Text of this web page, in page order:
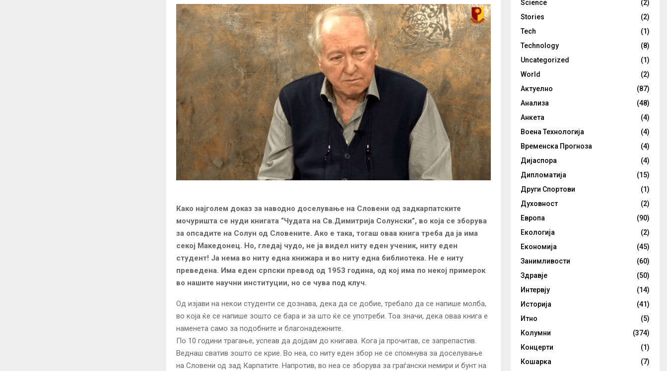
Како најголем доказ за наводно доселување на Словени од задкарпатските
мочуришта се нуди книгата “Чудата на Св.Димитрија Солунски”, во која се зборува
за опсадите на Солун од Словените. Ако е така, тогаш оваа книга треба да ја има
секој Македонец. Но, гледај чудо, не ја видел ниту еден ученик, ниту еден
студент! Ја нема во ниту една книжара и во ниту една библиотека. Не е ниту
преведена. Има еден српски превод од 1953 година, од кој има по некој примерок
во нашите научни институции, но се чува под клуч.
Од изјави на некои студенти се дознава, дека да се добие, требало да се напише молба,
во која ќе се напише зошто се бара и за што ќе се употреби. Тоа значи, дека оваа книга е
наменета само за подобните и благонадежните.
По 10 години трагање, успеав да дојдам до книгава. Кога ја прочитав, се запрепастив.
Веднаш сватив зошто се крие. Во неа, со ниту еден збор не се спомнува за доселување
на Словени од зад Карпатите. Напротив, во неа се зборува за граѓански немири и бунт на
Science
(2)
Stories
(2)
Tech
(1)
Technology
(8)
Uncategorized
(1)
World
(2)
Актуелно
(87)
Анализа
(48)
Анкета
(4)
Воена Технологија
(4)
Временска Прогноза
(4)
Дијаспора
(4)
Дипломатија
(15)
Други Спортови
(1)
Духовност
(2)
Европа
(90)
Екологија
(2)
Економија
(45)
Занимливости
(60)
Здравје
(50)
Интервју
(14)
Историја
(41)
Итно
(5)
Колумни
(374)
Концерти
(1)
Кошарка
(7)